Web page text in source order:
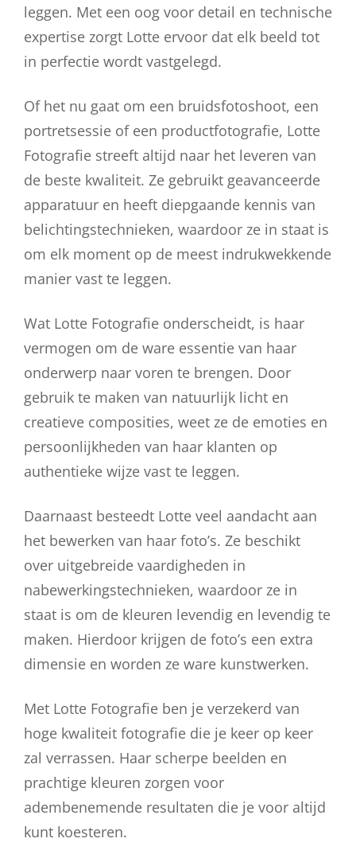
leggen. Met een oog voor detail en technische
expertise zorgt Lotte ervoor dat elk beeld tot
in perfectie wordt vastgelegd.
Of het nu gaat om een bruidsfotoshoot, een
portretsessie of een productfotografie, Lotte
Fotografie streeft altijd naar het leveren van
de beste kwaliteit. Ze gebruikt geavanceerde
apparatuur en heeft diepgaande kennis van
belichtingstechnieken, waardoor ze in staat is
om elk moment op de meest indrukwekkende
manier vast te leggen.
Wat Lotte Fotografie onderscheidt, is haar
vermogen om de ware essentie van haar
onderwerp naar voren te brengen. Door
gebruik te maken van natuurlijk licht en
creatieve composities, weet ze de emoties en
persoonlijkheden van haar klanten op
authentieke wijze vast te leggen.
Daarnaast besteedt Lotte veel aandacht aan
het bewerken van haar foto’s. Ze beschikt
over uitgebreide vaardigheden in
nabewerkingstechnieken, waardoor ze in
staat is om de kleuren levendig en levendig te
maken. Hierdoor krijgen de foto’s een extra
dimensie en worden ze ware kunstwerken.
Met Lotte Fotografie ben je verzekerd van
hoge kwaliteit fotografie die je keer op keer
zal verrassen. Haar scherpe beelden en
prachtige kleuren zorgen voor
adembenemende resultaten die je voor altijd
kunt koesteren.